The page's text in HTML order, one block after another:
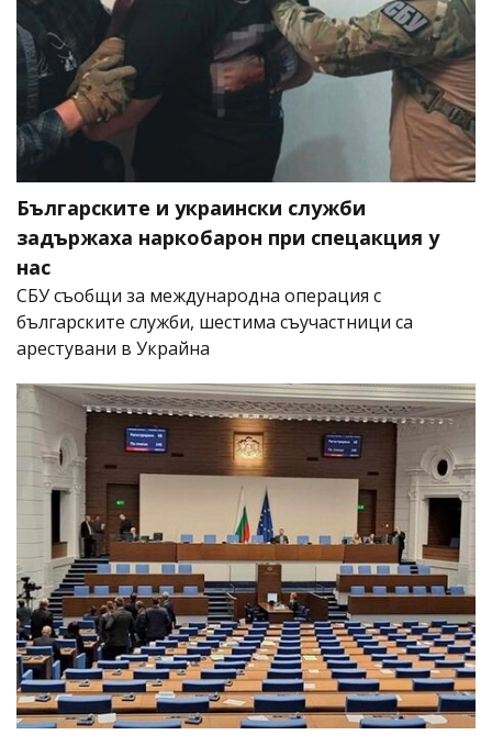
Българските и украински служби
задържаха наркобарон при спецакция у
нас
СБУ съобщи за международна операция с
българските служби, шестима съучастници са
арестувани в Украйна